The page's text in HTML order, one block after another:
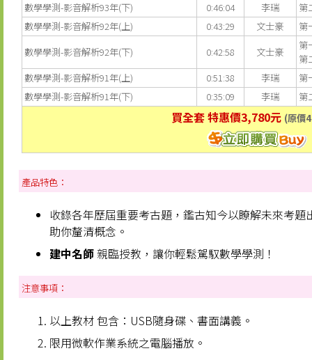
數學學測-影音解析93年(下)
0:46:04 李瑞
第
數學學測-影音解析92年(上)
0:43:29 文士豪
第
數學學測-影音解析92年(下)
0:42:58 文士豪
第
第
數學學測-影音解析91年(上)
0:51:38 李瑞
第
數學學測-影音解析91年(下)
0:35:09 李瑞 第
買全套 特惠價3,780元 (原價
產品特色：
收錄各年歷屆重要考古題，鑑古知今以瞭解未來考
助你釐清概念。
建中名師親臨授教，讓你輕鬆駕馭數學學測！
注意事項：
以上教材 包含：USB隨身碟、書面講義。
限用微軟作業系統之電腦播放。